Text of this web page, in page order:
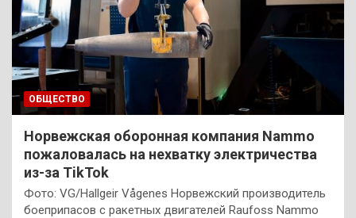
ОБЩЕСТВО
Норвежская оборонная компания Nammo
пожаловалась на нехватку электричества
из-за TikTok
Фото: VG/Hallgeir Vågenes Норвежский производитель
боеприпасов с ракетных двигателей Raufoss Nammo